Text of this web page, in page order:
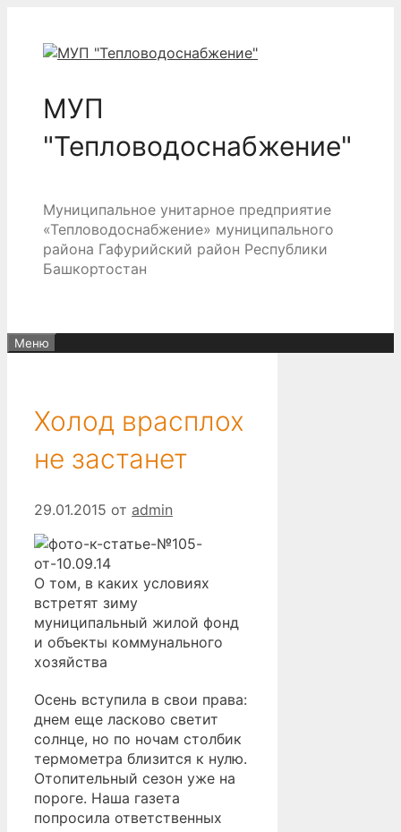
содержимому
МУП
"Тепловодоснабжение"
Муниципальное унитарное предприятие
«Тепловодоснабжение» муниципального
района Гафурийский район Республики
Башкортостан
Меню
Холод врасплох
не застанет
29.01.2015 от admin
О том, в каких условиях
встретят зиму
муниципальный жилой фонд
и объекты коммунального
хозяйства
Осень вступила в свои права:
днем еще ласково светит
солнце, но по ночам столбик
термометра близится к нулю.
Отопительный сезон уже на
пороге. Наша газета
попросила ответственных